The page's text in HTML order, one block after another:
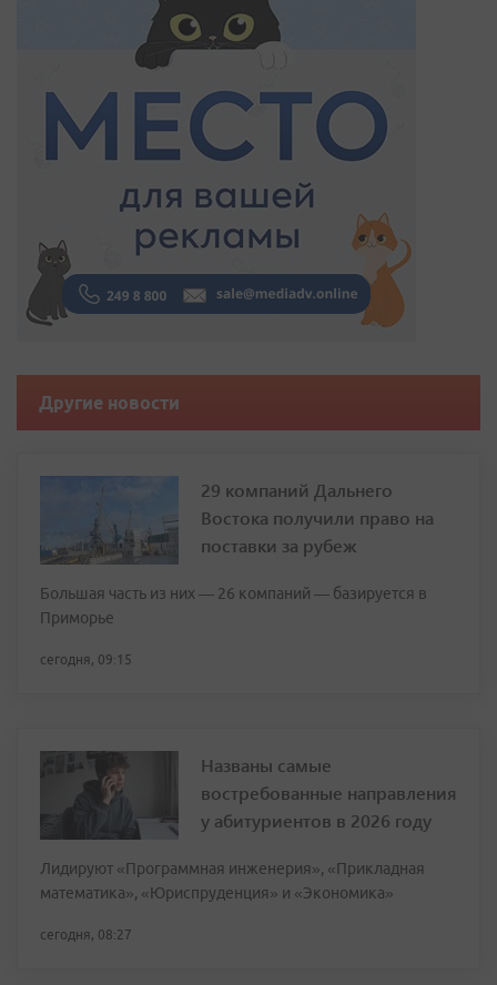
Другие новости
29 компаний Дальнего
Востока получили право на
поставки за рубеж
Большая часть из них — 26 компаний — базируется в
Приморье
сегодня, 09:15
Названы самые
востребованные направления
у абитуриентов в 2026 году
Лидируют «Программная инженерия», «Прикладная
математика», «Юриспруденция» и «Экономика»
сегодня, 08:27